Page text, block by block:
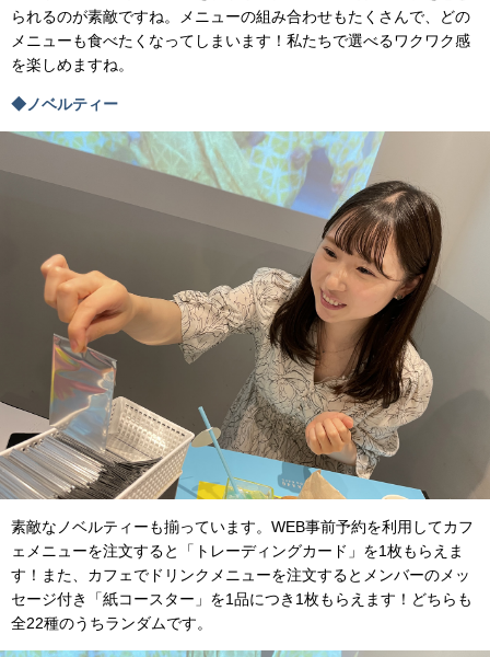
られるのが素敵ですね。メニューの組み合わせもたくさんで、どの
メニューも食べたくなってしまいます！私たちで選べるワクワク感
を楽しめますね。
◆ノベルティー
素敵なノベルティーも揃っています。WEB事前予約を利用してカフ
ェメニューを注文すると「トレーディングカード」を1枚もらえま
す！また、カフェでドリンクメニューを注文するとメンバーのメッ
セージ付き「紙コースター」を1品につき1枚もらえます！どちらも
全22種のうちランダムです。